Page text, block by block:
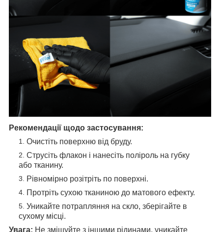
Рекомендації щодо застосування:
Очистіть поверхню від бруду.
Струсіть флакон і нанесіть поліроль на губку
або тканину.
Рівномірно розітріть по поверхні.
Протріть сухою тканиною до матового ефекту.
Уникайте потрапляння на скло, зберігайте в
сухому місці.
Увага: Не змішуйте з іншими рідинами, уникайте